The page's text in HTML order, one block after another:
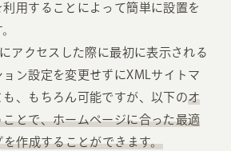
用することによって簡単に設置を
にアクセスした際に最初に表示される
ン設定を変更せずにXMLサイトマ
も、もちろん可能ですが、以下のオ
とで、ホームページに合った最適
作成することができます。